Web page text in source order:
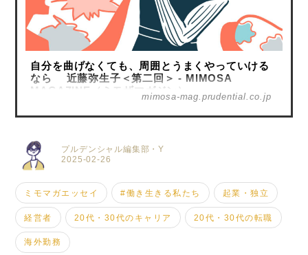
自分を曲げなくても、周囲とうまくやっていける
なら 近藤弥生子＜第二回＞ - MIMOSA
MAGAZINE（ミモザマガジン）mimosa-mag.prudential.co.jp
2025-02-26
プルデンシャル編集部・Y
ミモマガエッセイ #働き生きる私たち 起業・独立
経営者 20代・30代のキャリア 20代・30代の転職
海外勤務